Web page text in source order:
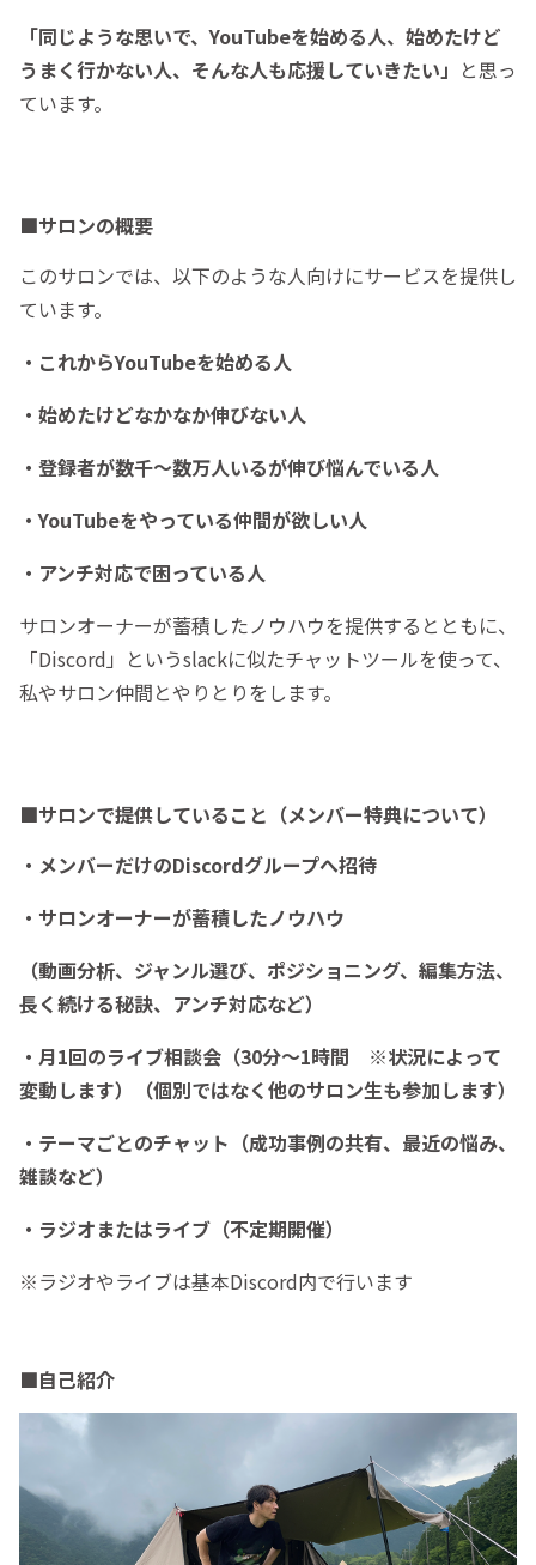
「同じような思いで、YouTubeを始める人、始めたけど
うまく行かない人、そんな人も応援していきたい」 と思っ
ています。
■サロンの概要
このサロンでは、以下のような人向けにサービスを提供し
ています。
・これからYouTubeを始める人
・始めたけどなかなか伸びない人
・登録者が数千～数万人いるが伸び悩んでいる人
・YouTubeをやっている仲間が欲しい人
・アンチ対応で困っている人
サロンオーナーが蓄積したノウハウを提供するとともに、
「Discord」というslackに似たチャットツールを使って、
私やサロン仲間とやりとりをします。
■サロンで提供していること（メンバー特典について）
・メンバーだけのDiscordグループへ招待
・サロンオーナーが蓄積したノウハウ
（動画分析、ジャンル選び、ポジショニング、編集方法、
長く続ける秘訣、アンチ対応など）
・月1回のライブ相談会（30分～1時間 ※状況によって
変動します）（個別ではなく他のサロン生も参加します）
・テーマごとのチャット（成功事例の共有、最近の悩み、
雑談など）
・ラジオまたはライブ（不定期開催）
※ラジオやライブは基本Discord内で行います
■自己紹介